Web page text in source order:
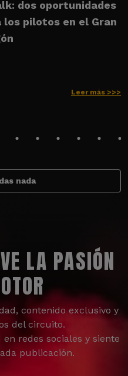
dos oportunidades
pilotos en el Gran
Leer más >>>
nada
LA PASIÓN
contenido exclusivo y
del circuito.
redes sociales y siente
publicación.